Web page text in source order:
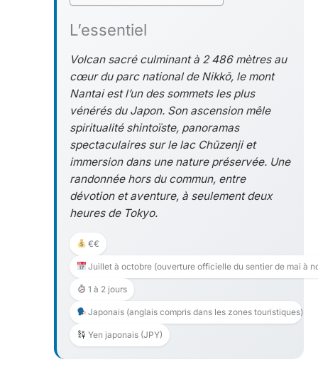
L’essentiel
Volcan sacré culminant à 2 486 mètres au
cœur du parc national de Nikkō, le mont
Nantai est l’un des sommets les plus
vénérés du Japon. Son ascension mêle
spiritualité shintoïste, panoramas
spectaculaires sur le lac Chūzenji et
immersion dans une nature préservée. Une
randonnée hors du commun, entre
dévotion et aventure, à seulement deux
heures de Tokyo.
€€
Juillet à octobre (ouverture officielle du sentier de mai à
1 à 2 jours
Japonais (anglais compris dans les zones touristiques)
Yen japonais (JPY)